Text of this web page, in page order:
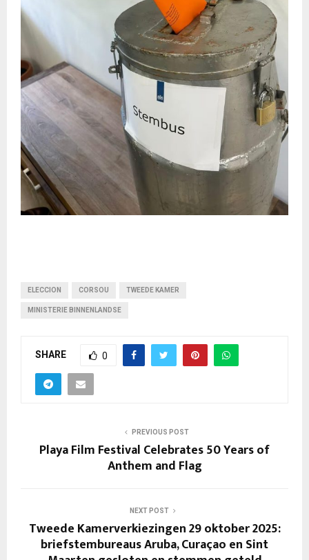
ELECCION CORSOU TWEEDE KAMER
MINISTERIE BINNENLANDSE
SHARE 0
PREVIOUS POST
Playa Film Festival Celebrates 50 Years of
Anthem and Flag
NEXT POST
Tweede Kamerverkiezingen 29 oktober 2025:
briefstembureaus Aruba, Curaçao en Sint